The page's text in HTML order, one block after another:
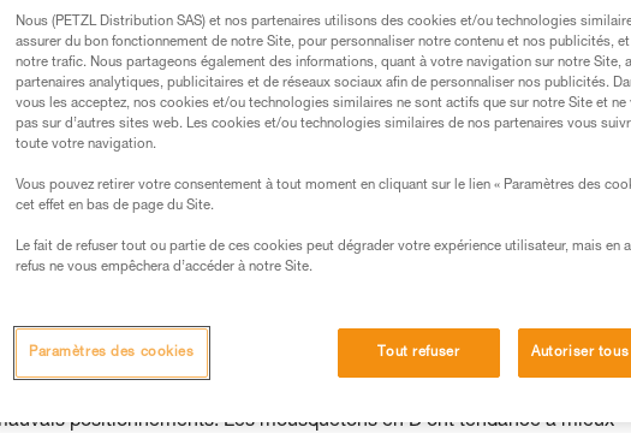
sur :
mousqueton lui-même : par exemple les mousquetons en poire
positionnements. Les mousquetons en D ont tendance à mieux
Nous (PETZL Distribution SAS) et nos partenaires utilisons des cookies et/ou technologies
assurer du bon fonctionnement de notre Site, pour personnaliser notre contenu et nos publicités,
notre trafic. Nous partageons également des informations, quant à votre navigation sur notre Site,
partenaires analytiques, publicitaires et de réseaux sociaux afin de personnaliser nos publicités.
vous les acceptez, nos cookies et/ou technologies similaires ne sont actifs que sur notre Site et ne
pas sur d’autres sites web. Les cookies et/ou technologies similaires de nos partenaires vous
toute votre navigation.
Vous pouvez retirer votre consentement à tout moment en cliquant sur le lien « Paramètres des
cet effet en bas de page du Site.
Le fait de refuser tout ou partie de ces cookies peut dégrader votre expérience utilisateur, mais en
refus ne vous empêchera d’accéder à notre Site.
Tout refuser Autoriser
Paramètres des cookies